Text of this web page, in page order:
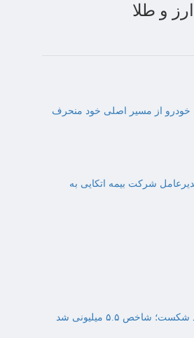
و طلا
از مسیر اصلی خود منحرف
شرکت بیمه اتکایی به
شاخص ۵.۵ میلیونی شد